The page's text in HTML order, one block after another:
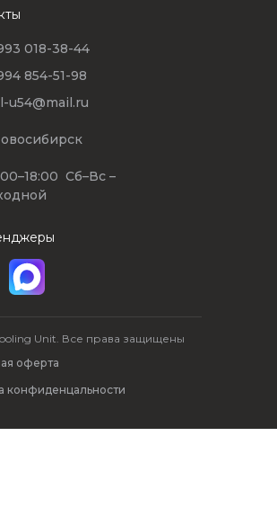
854-51-98
018-38-44
u54@mail.ru
Сб–Вс –
оферта
конфиденцальности
Unit. Все права защищены